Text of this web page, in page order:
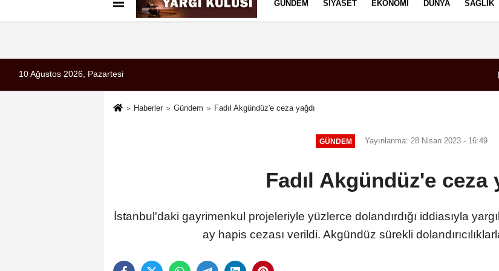
Künye İletişim Çerez Politikası
GÜNDEM SIYASET EKONOMI DÜNYA SAĞLIK
10 Ağustos 2026, Pazartesi
Haberler Gündem Fadıl Akgündüz'e ceza yağdı
GÜNDEM Yayınlanma: 28 Nisan 2023 - 16:49
Fadıl Akgündüz'e ceza
İstanbul'daki gayrimenkul projeleriyle yüzlerce dolandırdığı iddiasıyla
ay hapis cezası verildi. Akgündüz sürekli